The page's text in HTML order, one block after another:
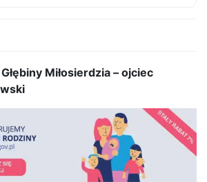
Głębiny Miłosierdzia – ojciec